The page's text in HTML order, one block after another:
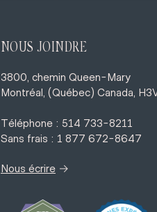
NOUS JOINDRE
3800, chemin Queen-Mary
Montréal, (Québec) Canada,
Téléphone : 514 733-8211
Sans frais : 1 877 672-8647
Nous écrire →